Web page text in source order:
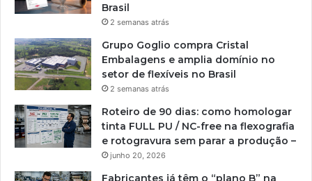
Brasil
2 semanas atrás
Grupo Goglio compra Cristal
Embalagens e amplia domínio no
setor de flexíveis no Brasil
2 semanas atrás
Roteiro de 90 dias: como homologar
tinta FULL PU / NC-free na flexografia
e rotogravura sem parar a produção –
junho 20, 2026
Fabricantes já têm o “plano B” na